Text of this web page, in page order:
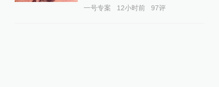
一号专案 12小时前 97评